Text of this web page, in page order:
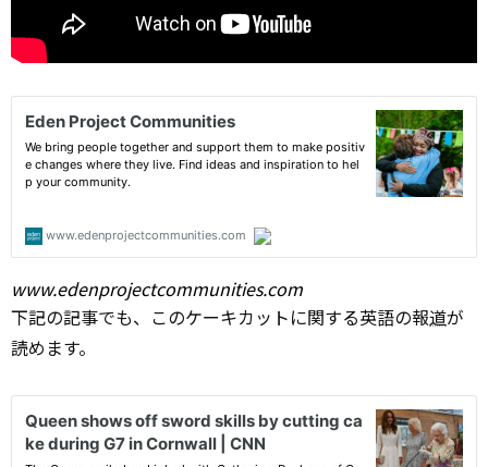
www.edenprojectcommunities.com
下記の記事でも、このケーキカットに関する英語の報道が
読めます。